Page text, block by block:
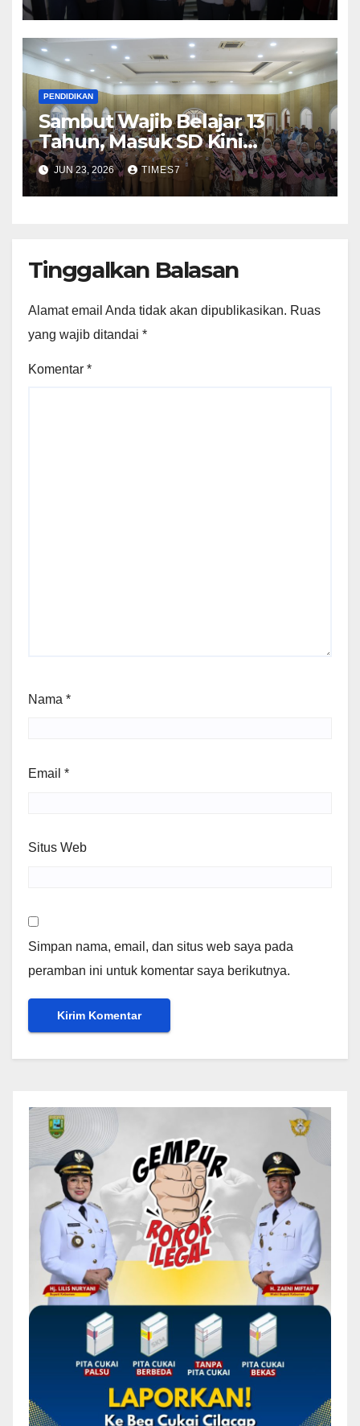
LPKS X-Japan
PENDIDIKAN
Sambut Wajib Belajar 13
Tahun, Masuk SD Kini
Diarahkan Lewat Jenjang TK
Terlebih Dahulu
JUN 23, 2026 TIMES7
Tinggalkan Balasan
Alamat email Anda tidak akan dipublikasikan. Ruas
yang wajib ditandai *
Komentar *
Nama *
Email *
Situs Web
Simpan nama, email, dan situs web saya pada
peramban ini untuk komentar saya berikutnya.